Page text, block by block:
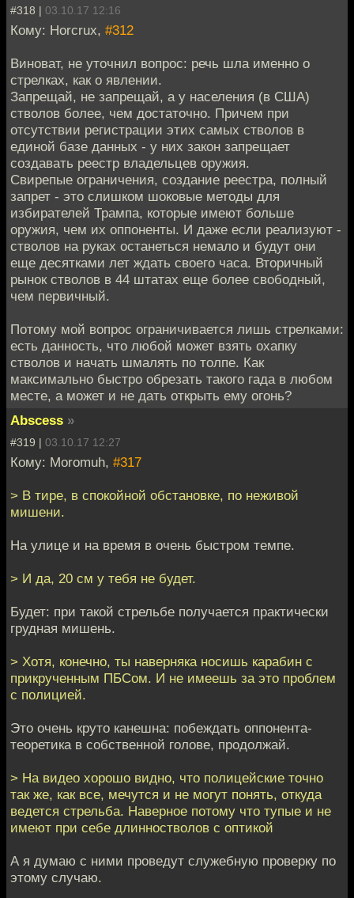
#318 | 03.10.17 12:16
Кому: Horcrux, #312
Виноват, не уточнил вопрос: речь шла именно о
стрелках, как о явлении.
Запрещай, не запрещай, а у населения (в США)
стволов более, чем достаточно. Причем при
отсутствии регистрации этих самых стволов в
единой базе данных - у них закон запрещает
создавать реестр владельцев оружия.
Свирепые ограничения, создание реестра, полный
запрет - это слишком шоковые методы для
избирателей Трампа, которые имеют больше
оружия, чем их оппоненты. И даже если реализуют -
стволов на руках останеться немало и будут они
еще десятками лет ждать своего часа. Вторичный
рынок стволов в 44 штатах еще более свободный,
чем первичный.
Потому мой вопрос ограничивается лишь стрелками:
есть данность, что любой может взять охапку
стволов и начать шмалять по толпе. Как
максимально быстро обрезать такого гада в любом
месте, а может и не дать открыть ему огонь?
Abscess »
#319 | 03.10.17 12:27
Кому: Moromuh, #317
> В тире, в спокойной обстановке, по неживой
мишени.
На улице и на время в очень быстром темпе.
> И да, 20 см у тебя не будет.
Будет: при такой стрельбе получается практически
грудная мишень.
> Хотя, конечно, ты наверняка носишь карабин с
прикрученным ПБСом. И не имеешь за это проблем
с полицией.
Это очень круто канешна: побеждать оппонента-
теоретика в собственной голове, продолжай.
> На видео хорошо видно, что полицейские точно
так же, как все, мечутся и не могут понять, откуда
ведется стрельба. Наверное потому что тупые и не
имеют при себе длинностволов с оптикой
А я думаю с ними проведут служебную проверку по
этому случаю.